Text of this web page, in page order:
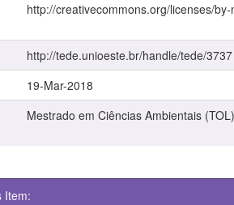
http://creativecommons.org/licenses/
http://tede.unioeste.br/handle/tede/3737
19-Mar-2018
Mestrado em Ciências Ambientais (TOL)
Item: